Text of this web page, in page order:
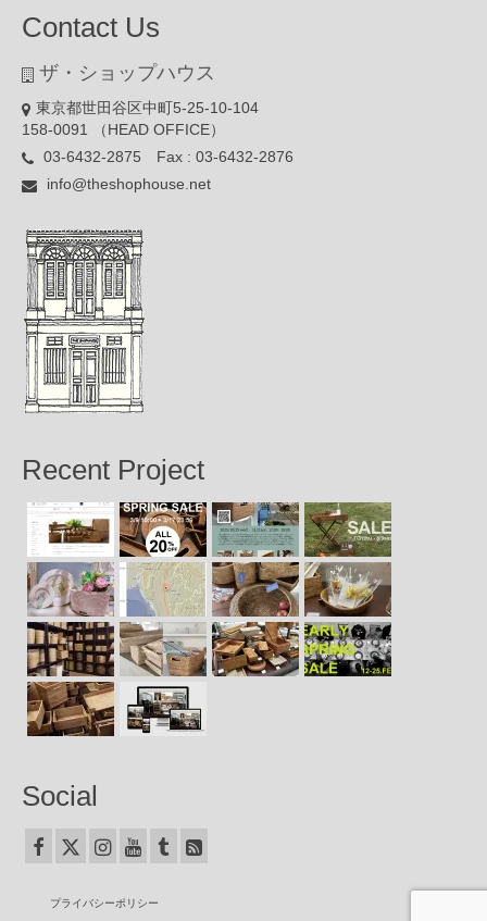
Contact Us
ザ・ショップハウス
東京都世田谷区中町5-25-10-104
158-0091 （HEAD OFFICE）
03-6432-2875 Fax : 03-6432-2876
info@theshophouse.net
Recent Project
Social
プライバシーポリシー